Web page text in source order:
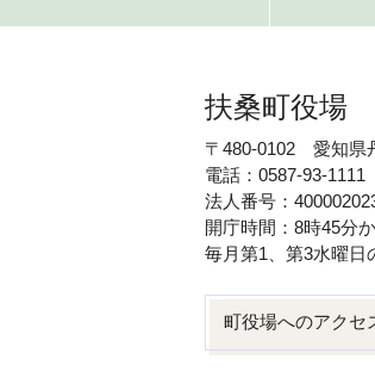
扶桑町役場
〒480-0102 愛知県
電話：0587-93-
法人番号：
開庁時間：8時45分
毎月第1、第3水曜日
町役場へのアクセ